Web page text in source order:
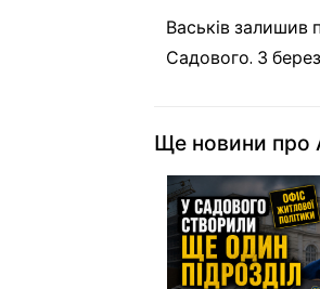
Васьків залишив
Садового. З
Ще новини про